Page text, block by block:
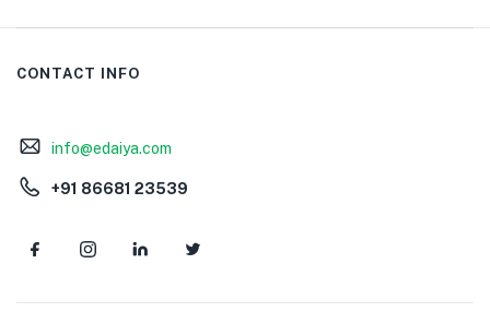
CONTACT INFO
info@edaiya.com
+91 86681 23539